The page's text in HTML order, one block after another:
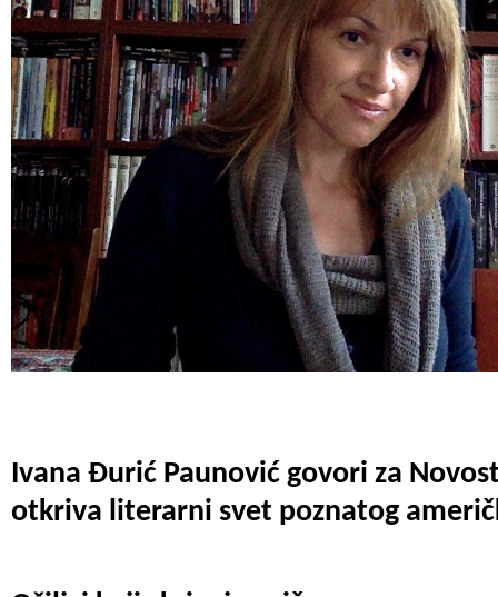
Ivana Đurić Paunović govori za
otkriva literarni svet poznatog